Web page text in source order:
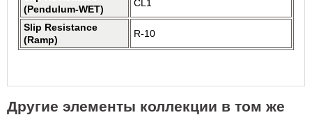
(Pendulum-WET)
CL1
Slip Resistance
(Ramp)
R-10
Другие элементы коллекции в том же